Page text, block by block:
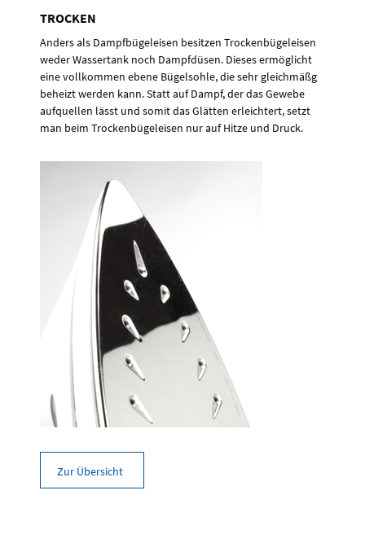
TROCKEN
Anders als Dampfbügeleisen besitzen Trockenbügeleisen
weder Wassertank noch Dampfdüsen. Dieses ermöglicht
eine vollkommen ebene Bügelsohle, die sehr gleichmäßg
beheizt werden kann. Statt auf Dampf, der das Gewebe
aufquellen lässt und somit das Glätten erleichtert, setzt
man beim Trockenbügeleisen nur auf Hitze und Druck.
Zur Übersicht